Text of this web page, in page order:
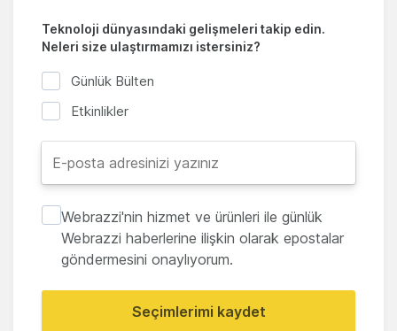
Teknoloji dünyasındaki gelişmeleri takip edin.
Neleri size ulaştırmamızı istersiniz?
Günlük Bülten
Etkinlikler
Webrazzi'nin hizmet ve ürünleri ile günlük
Webrazzi haberlerine ilişkin olarak epostalar
göndermesini onaylıyorum.
Seçimlerimi kaydet